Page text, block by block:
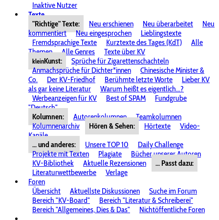
Inaktive Nutzer
Texte
"Richtige" Texte:
Neu erschienen Neu überarbeitet
Neu
kommentiert
Neu eingesprochen
Lieblingstexte
Fremdsprachige Texte
Kurztexte des Tages (KdT)
Alle
Themen
Alle Genres Texte über KV
kleinKunst:
Sprüche für Zigarettenschachteln
Anmachsprüche für Dichter*innen
Chinesische Minister &
Co.
Der KV-Friedhof Berühmte letzte Worte
Lieber KV
als gar keine Literatur
Warum heißt es eigentlich...?
Werbeanzeigen für KV
Best of SPAM
Fundgrube
"Deutsch"
Kolumnen:
Autorenkolumnen
Teamkolumnen
Kolumnenarchiv
Hören & Sehen: Hörtexte
Video-
Kanäle
... und anderes:
Unsere TOP 10
Daily Challenge
Projekte mit Texten
Plagiate
Bücher unserer Autoren
KV-Bibliothek
Aktuelle Rezensionen
... Passt dazu:
Literaturwettbewerbe
Verlage
Foren
Übersicht
Aktuellste Diskussionen
Suche im Forum
Bereich "KV-Board"
Bereich "Literatur & Schreiberei"
Bereich "Allgemeines, Dies & Das"
Nichtöffentliche Foren